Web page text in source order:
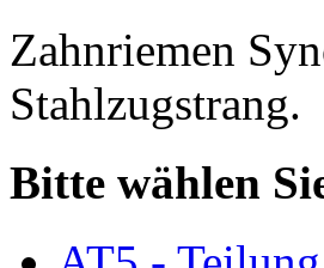
Zahnriemen
Stahlzugstrang.
Bitte wählen